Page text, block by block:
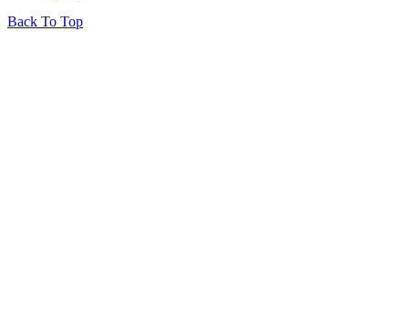
Back To Top